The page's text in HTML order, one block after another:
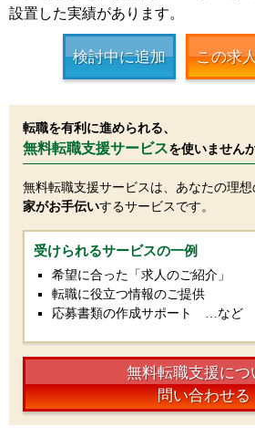
設置した実績があります。
検討中に追加 この求
転職を有利に進められる、
無料転職支援サービスを使いません
無料転職支援サービスは、あなたの理想
家がお手伝いするサービスです。
受けられるサービスの一例
希望に合った「求人のご紹介」
転職に役立つ情報のご提供
応募書類の作成サポート …など
無料転職支援につ
問い合わせる